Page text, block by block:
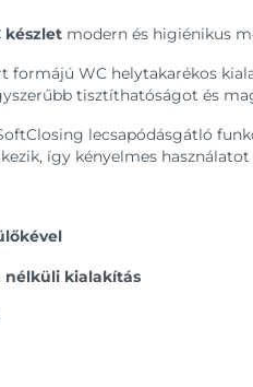
készlet modern és higiénikus
formájú WC helytakarékos
tisztíthatóságot és
lecsapódásgátló
így kényelmes
nélküli kialakítás